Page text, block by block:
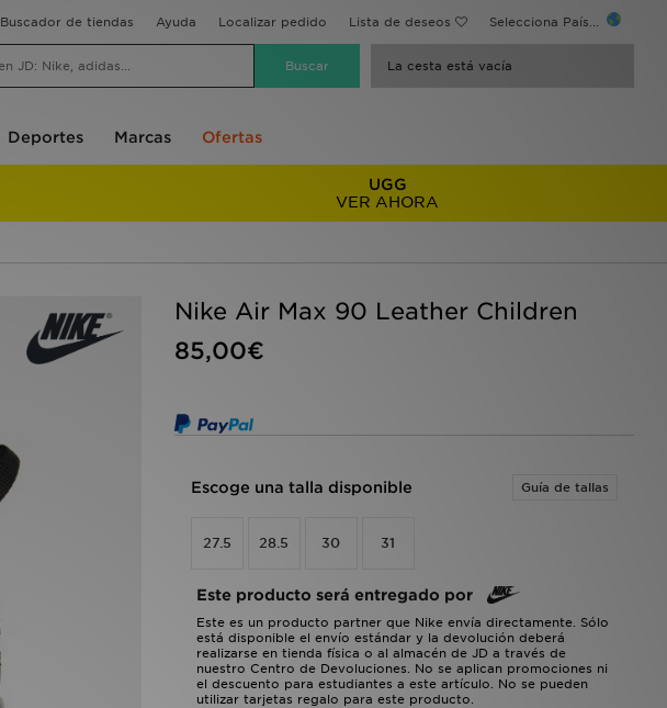
Buscador de tiendas Ayuda Localizar pedido Lista de deseos Selecciona País...
La cesta está vacía
Deportes Marcas Ofertas
UGG
VER AHORA
Nike Air Max 90 Leather Children
85,00€
Escoge una talla disponible Guía de tallas
27.5 28.5 30 31
Este producto será entregado por
Este es un producto partner que Nike envía directamente. Sólo
está disponible el envío estándar y la devolución deberá
realizarse en tienda física o al almacén de JD a través de
nuestro Centro de Devoluciones. No se aplican promociones ni
el descuento para estudiantes a este artículo. No se pueden
utilizar tarjetas regalo para este producto.